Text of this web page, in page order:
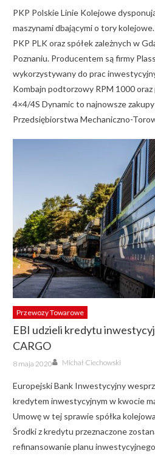
PKP Polskie Linie Kolejowe
maszynami dbającymi o tory
PKP PLK oraz spółek zależnych w
Poznaniu. Producentem są firmy
wykorzystywany do prac
Kombajn podtorzowy RPM 1000
4×4/4S Dynamic to najnowsze
Przedsiębiorstwa Mechaniczno-
Przewozy Towarowe
EBI udzieli kredytu
CARGO
Posted
on
8 maja 2020 Author
Michał Ciechowski
Europejski Bank Inwestycyjny
kredytem inwestycyjnym w kwocie
Umowę w tej sprawie spółka
Środki z kredytu przeznaczone
refinansowanie planu